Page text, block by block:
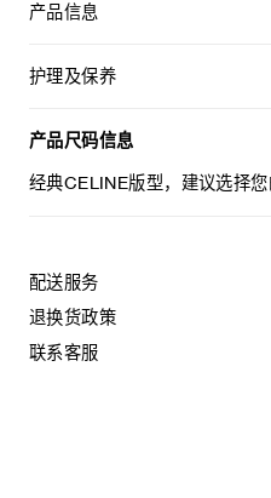
产品信息
经典版型
5个口袋
腰部背面设有贴饰
镌刻CELINE JEANS标识的纽
护理及保养
仅使用不含漂白剂的洗衣产品。
最高熨烫温度：110°C / 230°F
产品尺码信息
经典CELINE版型，建议选择您
配送服务
退换货政策
联系客服